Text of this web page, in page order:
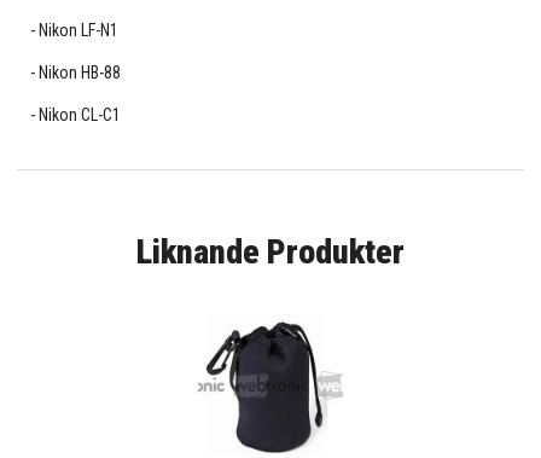
Nikon LF-N1
Nikon HB-88
Nikon CL-C1
Liknande Produkter